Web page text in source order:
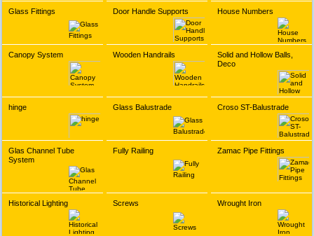
Glass Fittings Door Handle Supports House Numbers
Canopy System Wooden Handrails
Solid and Hollow Balls,
Deco
hinge Glass Balustrade Croso ST-Balustrade
Glas Channel Tube
System
Fully Railing Zamac Pipe Fittings
Historical Lighting Screws Wrought Iron